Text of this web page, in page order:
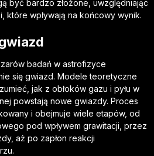
być bardzo złożone, uwzględniając
które wpływają na końcowy wynik.
badań w astrofizyce
się gwiazd. Modele teoretyczne
jak z obłoków gazu i pyłu w
powstają nowe gwiazdy. Proces
i obejmuje wiele etapów, od
pod wpływem grawitacji, przez
aż po zapłon reakcji